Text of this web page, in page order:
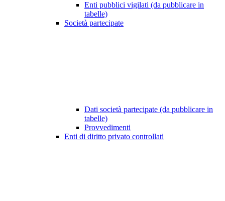
Enti pubblici vigilati (da pubblicare in
tabelle)
Società partecipate
Dati società partecipate (da pubblicare in
tabelle)
Provvedimenti
Enti di diritto privato controllati